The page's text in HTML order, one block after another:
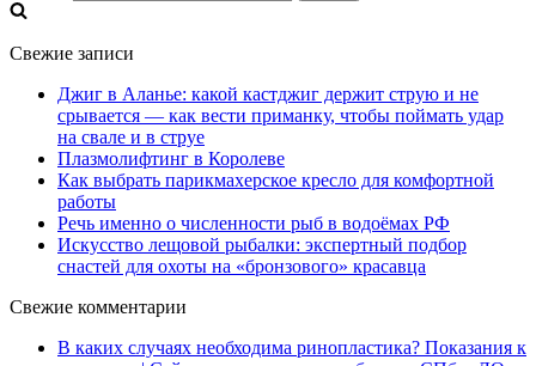
Свежие записи
Джиг в Аланье: какой кастджиг держит струю и не
срывается — как вести приманку, чтобы поймать удар
на свале и в струе
Плазмолифтинг в Королеве
Как выбрать парикмахерское кресло для комфортной
работы
Речь именно о численности рыб в водоёмах РФ
Искусство лещовой рыбалки: экспертный подбор
снастей для охоты на «бронзового» красавца
Свежие комментарии
В каких случаях необходима ринопластика? Показания к